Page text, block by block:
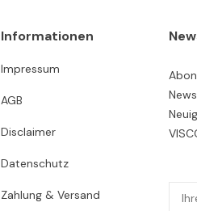
Informationen
Impressum
AGB
Disclaimer
Datenschutz
Zahlung & Versand